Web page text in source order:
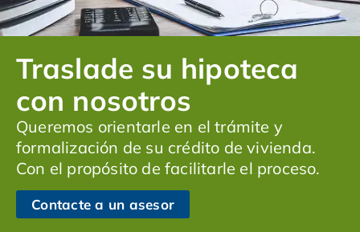
Traslade su hipoteca
con nosotros
Queremos orientarle en el trámite y
formalización de su crédito de vivienda.
Con el propósito de facilitarle el proceso.
Contacte a un asesor